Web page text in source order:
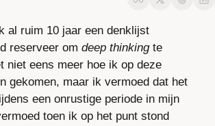
al ruim 10 jaar een denklijst
reserveer om deep thinking te
niet eens meer hoe ik op deze
gekomen, maar ik vermoed dat het
een onrustige periode in mijn
toen ik op het punt stond